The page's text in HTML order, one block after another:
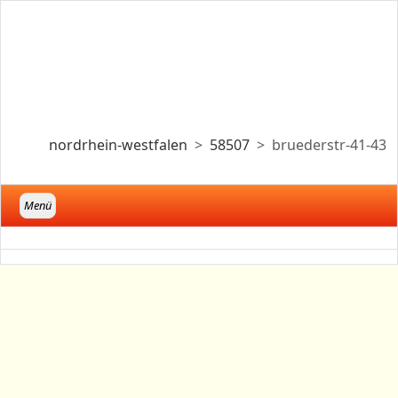
nordrhein-westfalen 58507 bruederstr-41-43
Menü